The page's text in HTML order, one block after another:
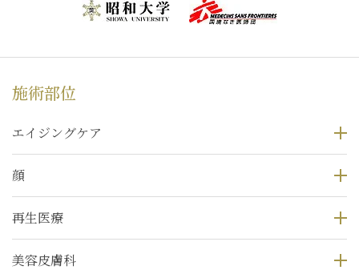
施術部位
エイジングケア
顔
再生医療
美容皮膚科